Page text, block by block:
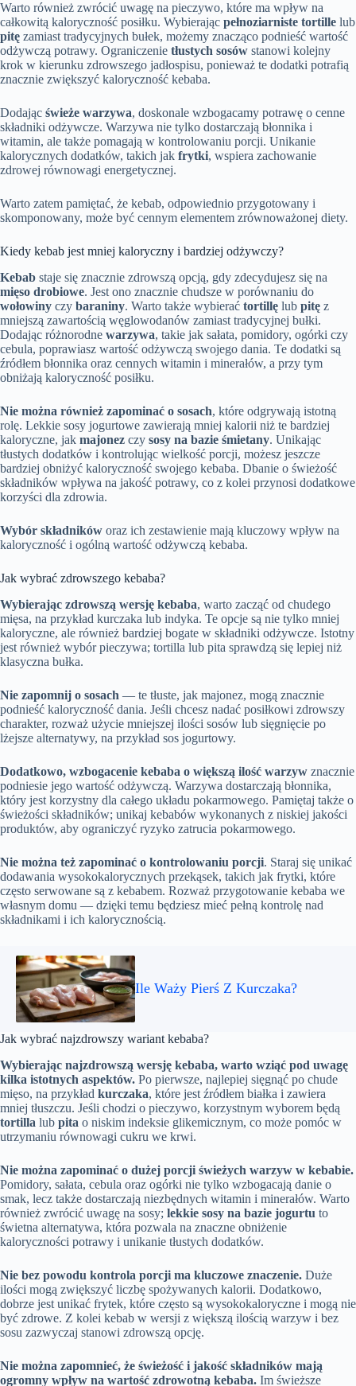
Warto również zwrócić uwagę na pieczywo, które ma wpływ na
całkowitą kaloryczność posiłku. Wybierając pełnoziarniste tortille lub
pitę zamiast tradycyjnych bułek, możemy znacząco podnieść wartość
odżywczą potrawy. Ograniczenie tłustych sosów stanowi kolejny
krok w kierunku zdrowszego jadłospisu, ponieważ te dodatki potrafią
znacznie zwiększyć kaloryczność kebaba.
Dodając świeże warzywa, doskonale wzbogacamy potrawę o cenne
składniki odżywcze. Warzywa nie tylko dostarczają błonnika i
witamin, ale także pomagają w kontrolowaniu porcji. Unikanie
kalorycznych dodatków, takich jak frytki, wspiera zachowanie
zdrowej równowagi energetycznej.
Warto zatem pamiętać, że kebab, odpowiednio przygotowany i
skomponowany, może być cennym elementem zrównoważonej diety.
Kiedy kebab jest mniej kaloryczny i bardziej odżywczy?
Kebab staje się znacznie zdrowszą opcją, gdy zdecydujesz się na
mięso drobiowe. Jest ono znacznie chudsze w porównaniu do
wołowiny czy baraniny. Warto także wybierać tortillę lub pitę z
mniejszą zawartością węglowodanów zamiast tradycyjnej bułki.
Dodając różnorodne warzywa, takie jak sałata, pomidory, ogórki czy
cebula, poprawiasz wartość odżywczą swojego dania. Te dodatki są
źródłem błonnika oraz cennych witamin i minerałów, a przy tym
obniżają kaloryczność posiłku.
Nie można również zapominać o sosach, które odgrywają istotną
rolę. Lekkie sosy jogurtowe zawierają mniej kalorii niż te bardziej
kaloryczne, jak majonez czy sosy na bazie śmietany. Unikając
tłustych dodatków i kontrolując wielkość porcji, możesz jeszcze
bardziej obniżyć kaloryczność swojego kebaba. Dbanie o świeżość
składników wpływa na jakość potrawy, co z kolei przynosi dodatkowe
korzyści dla zdrowia.
Wybór składników oraz ich zestawienie mają kluczowy wpływ na
kaloryczność i ogólną wartość odżywczą kebaba.
Jak wybrać zdrowszego kebaba?
Wybierając zdrowszą wersję kebaba, warto zacząć od chudego
mięsa, na przykład kurczaka lub indyka. Te opcje są nie tylko mniej
kaloryczne, ale również bardziej bogate w składniki odżywcze. Istotny
jest również wybór pieczywa; tortilla lub pita sprawdzą się lepiej niż
klasyczna bułka.
Nie zapomnij o sosach — te tłuste, jak majonez, mogą znacznie
podnieść kaloryczność dania. Jeśli chcesz nadać posiłkowi zdrowszy
charakter, rozważ użycie mniejszej ilości sosów lub sięgnięcie po
lżejsze alternatywy, na przykład sos jogurtowy.
Dodatkowo, wzbogacenie kebaba o większą ilość warzyw znacznie
podniesie jego wartość odżywczą. Warzywa dostarczają błonnika,
który jest korzystny dla całego układu pokarmowego. Pamiętaj także o
świeżości składników; unikaj kebabów wykonanych z niskiej jakości
produktów, aby ograniczyć ryzyko zatrucia pokarmowego.
Nie można też zapominać o kontrolowaniu porcji. Staraj się unikać
dodawania wysokokalorycznych przekąsek, takich jak frytki, które
często serwowane są z kebabem. Rozważ przygotowanie kebaba we
własnym domu — dzięki temu będziesz mieć pełną kontrolę nad
składnikami i ich kalorycznością.
Ile Waży Pierś Z Kurczaka?
Jak wybrać najzdrowszy wariant kebaba?
Wybierając najzdrowszą wersję kebaba, warto wziąć pod uwagę
kilka istotnych aspektów. Po pierwsze, najlepiej sięgnąć po chude
mięso, na przykład kurczaka, które jest źródłem białka i zawiera
mniej tłuszczu. Jeśli chodzi o pieczywo, korzystnym wyborem będą
tortilla lub pita o niskim indeksie glikemicznym, co może pomóc w
utrzymaniu równowagi cukru we krwi.
Nie można zapominać o dużej porcji świeżych warzyw w kebabie.
Pomidory, sałata, cebula oraz ogórki nie tylko wzbogacają danie o
smak, lecz także dostarczają niezbędnych witamin i minerałów. Warto
również zwrócić uwagę na sosy; lekkie sosy na bazie jogurtu to
świetna alternatywa, która pozwala na znaczne obniżenie
kaloryczności potrawy i unikanie tłustych dodatków.
Nie bez powodu kontrola porcji ma kluczowe znaczenie. Duże
ilości mogą zwiększyć liczbę spożywanych kalorii. Dodatkowo,
dobrze jest unikać frytek, które często są wysokokaloryczne i mogą nie
być zdrowe. Z kolei kebab w wersji z większą ilością warzyw i bez
sosu zazwyczaj stanowi zdrowszą opcję.
Nie można zapomnieć, że świeżość i jakość składników mają
ogromny wpływ na wartość zdrowotną kebaba. Im świeższe